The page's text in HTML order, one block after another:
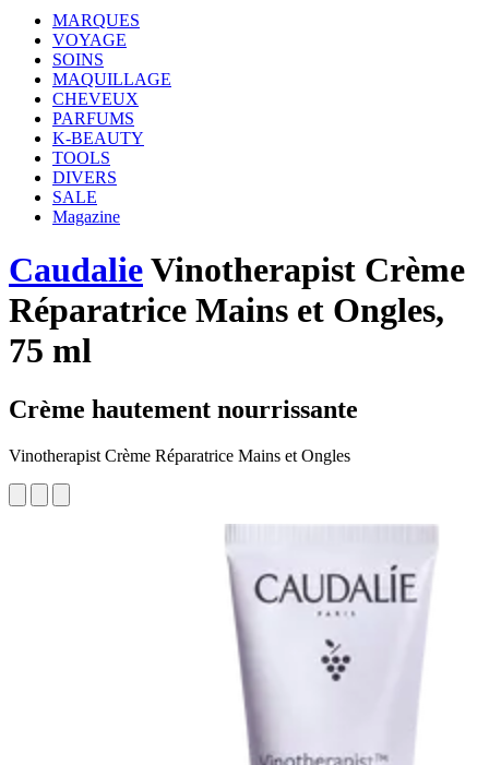
MARQUES
VOYAGE
SOINS
MAQUILLAGE
CHEVEUX
PARFUMS
K-BEAUTY
TOOLS
DIVERS
SALE
Magazine
CaudalieVinotherapist Crème
Réparatrice Mains et Ongles,
75 ml
Crème hautement nourrissante
Vinotherapist Crème Réparatrice Mains et Ongles